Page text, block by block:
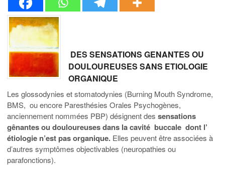
DES SENSATIONS GENANTES OU
DOULOUREUSES SANS ETIOLOGIE
ORGANIQUE
Les glossodynies et stomatodynies (Burning Mouth Syndrome,
BMS, ou encore Paresthésies Orales Psychogènes,
anciennement nommées PBP) désignent des sensations
gênantes ou douloureuses dans la cavité buccale dont l’
étiologie n’est pas organique. Elles peuvent être associées à
d’autres symptômes objectivables (neuropathies ou
parafonctions).